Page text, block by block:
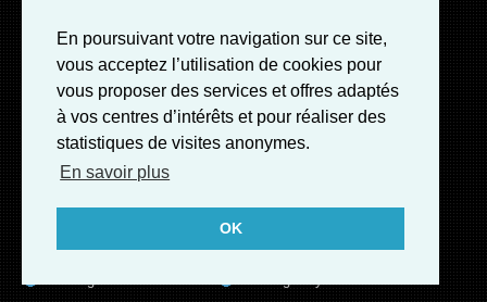
En poursuivant votre navigation sur ce site,
vous acceptez l’utilisation de cookies pour
vous proposer des services et offres adaptés
à vos centres d’intérêts et pour réaliser des
statistiques de visites anonymes.
En savoir plus
OK
Coloriage Romain
Coloriage Elsa
Coloriage Mila
Coloriage Garance
Coloriage Louis
Coloriage Matthieu
Coloriage Luna
Coloriage Rose
Coloriage Jeanne
Coloriage Salome
Coloriage Matteo